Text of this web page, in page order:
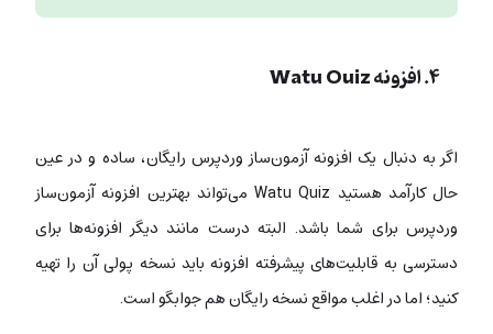
۴. افزونه Watu Quiz
اگر به دنبال یک افزونه آزمون‌ساز وردپرس رایگان، ساده و در عین
حال کارآمد هستید Watu Quiz می‌تواند بهترین افزونه آزمون‌ساز
وردپرس برای شما باشد. البته درست مانند دیگر افزونه‌ها برای
دسترسی به قابلیت‌های پیشرفته افزونه باید نسخه پولی آن را تهیه
کنید؛ اما در اغلب مواقع نسخه رایگان هم جوابگو است.